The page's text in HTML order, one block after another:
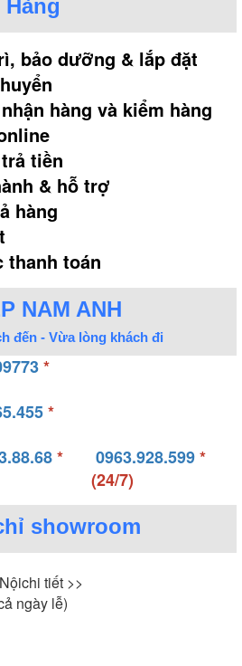
hảo dành cho phòng tắm
chữ nhật sử dụng phổ biến cho
vừa phải đến rộng rãi
kích thước như 900x900,
1510x1510, 1530x1530,
góc thường ưu tiên lắp đặt
hạn chế, được bố trí tại góc
bảo dưỡng & lắp đặt
nhận hàng và kiểm hàng
trả tiền
& hỗ trợ
hàng
thanh toán
NAM ANH
đến - Vừa lòng khách đi
*
*
*
0963.928.599*
(24/7)
showroom
chi tiết >>
ngày lễ)